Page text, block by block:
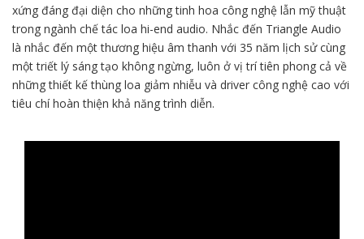
xứng đáng đại diện cho những tinh hoa công nghệ lẫn mỹ thuật
trong ngành chế tác loa hi-end audio. Nhắc đến Triangle Audio
là nhắc đến một thương hiệu âm thanh với 35 năm lịch sử cùng
một triết lý sáng tạo không ngừng, luôn ở vị trí tiên phong cả về
những thiết kế thùng loa giảm nhiễu và driver công nghệ cao với
tiêu chí hoàn thiện khả năng trình diễn.